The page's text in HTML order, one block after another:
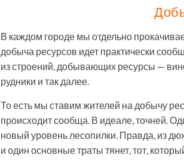
В каждом городе мы отдельно
добыча ресурсов идет практически
из строений, добывающих ресурсы —
рудники и так далее.
То есть мы ставим жителей на добычу
происходит сообща. В идеале, точней.
новый уровень лесопилки. Правда, из
и один основные траты тянет, тот,